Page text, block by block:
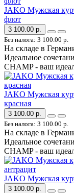
JAKO Мужская
флот
3 100.00 р.
Без налога: 3 100.00 р.
На складе в
Идеальное
CHAMP - ваш
JAKO Мужская
красная
3 100.00 р.
Без налога: 3 100.00 р.
На складе в
Идеальное
CHAMP - ваш
JAKO Мужская
3 100.00 р.